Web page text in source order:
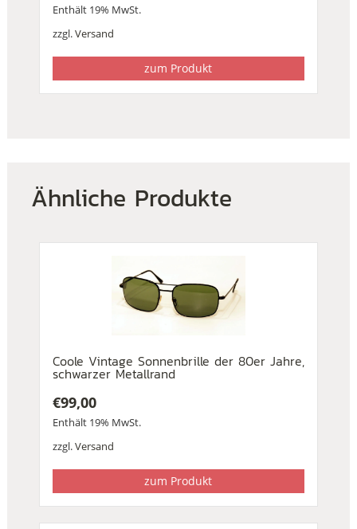
Enthält 19% MwSt.
zzgl.Versand
zum Produkt
Ähnliche Produkte
Coole Vintage Sonnenbrille der 80er Jahre,
schwarzer Metallrand
€99,00
Enthält 19% MwSt.
zzgl.Versand
zum Produkt